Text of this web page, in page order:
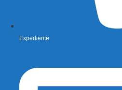
Expediente